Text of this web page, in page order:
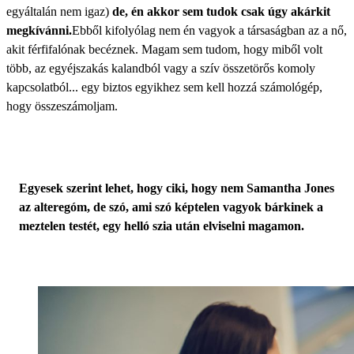
egyáltalán nem igaz) de, én akkor sem tudok csak úgy akárkit
megkívánni.Ebből kifolyólag nem én vagyok a társaságban az a nő,
akit férfifalónak becéznek. Magam sem tudom, hogy miből volt
több, az egyéjszakás kalandból vagy a szív összetörős komoly
kapcsolatból... egy biztos egyikhez sem kell hozzá számológép,
hogy összeszámoljam.
Egyesek szerint lehet, hogy ciki, hogy nem Samantha Jones
az alteregóm, de szó, ami szó képtelen vagyok bárkinek a
meztelen testét, egy helló szia után elviselni magamon.